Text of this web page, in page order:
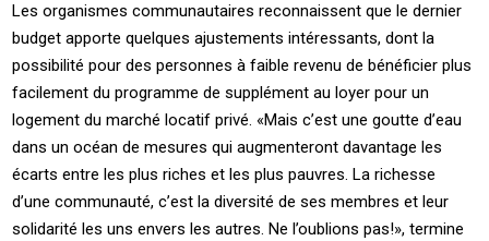
Les organismes communautaires reconnaissent que le dernier
budget apporte quelques ajustements intéressants, dont la
possibilité pour des personnes à faible revenu de bénéficier plus
facilement du programme de supplément au loyer pour un
logement du marché locatif privé. «Mais c’est une goutte d’eau
dans un océan de mesures qui augmenteront davantage les
écarts entre les plus riches et les plus pauvres. La richesse
d’une communauté, c’est la diversité de ses membres et leur
solidarité les uns envers les autres. Ne l’oublions pas!», termine